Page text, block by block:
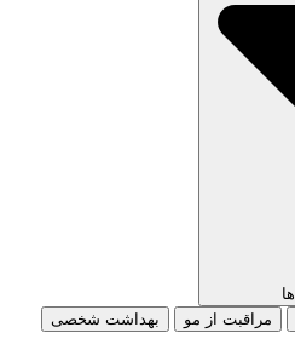
مراقبت از مو
بهداشت شخصی